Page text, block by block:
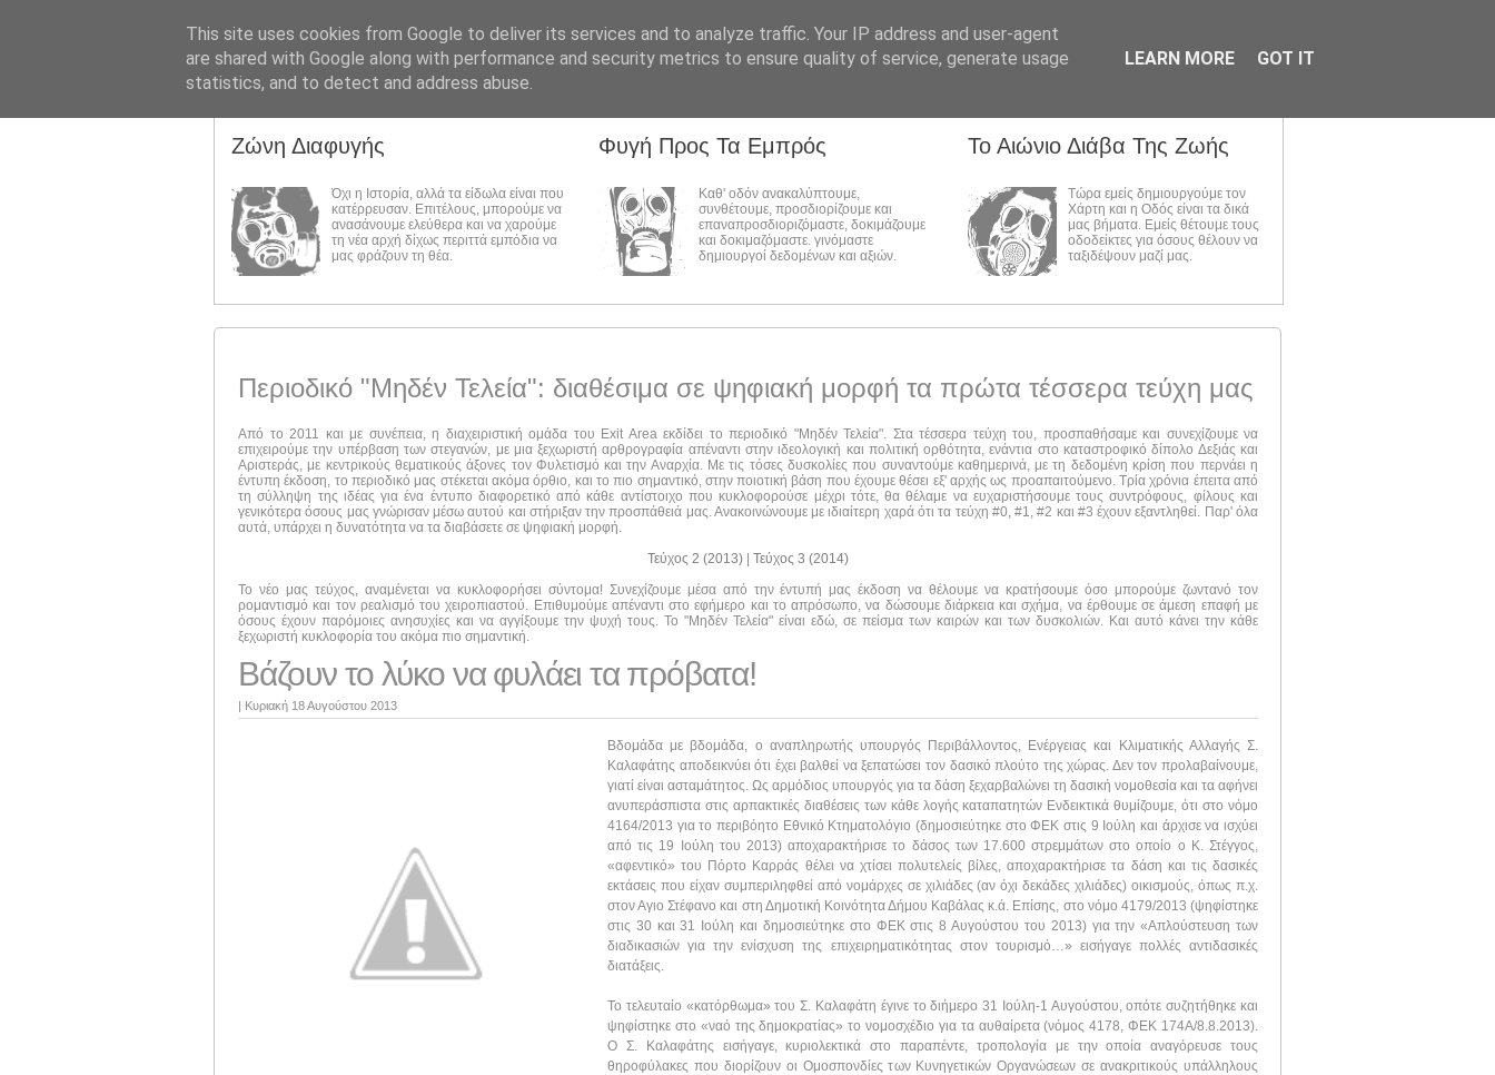
Ζώνη Διαφυγής
Όχι η Ιστορία, αλλά τα είδωλα είναι που
κατέρρευσαν. Επιτέλους, μπορούμε να
ανασάνουμε ελεύθερα και να χαρούμε
τη νέα αρχή δίχως περιττά εμπόδια να
μας φράζουν τη θέα.
Φυγή Προς Τα Εμπρός
Καθ' οδόν ανακαλύπτουμε,
συνθέτουμε, προσδιορίζουμε και
επαναπροσδιοριζόμαστε, δοκιμάζουμε
και δοκιμαζόμαστε. γινόμαστε
δημιουργοί δεδομένων και αξιών.
Το Αιώνιο Διάβα Της Ζωής
Τώρα εμείς δημιουργούμε τον
Χάρτη και η Οδός είναι τα δικά
μας βήματα. Εμείς θέτουμε τους
οδοδείκτες για όσους θέλουν να
ταξιδέψουν μαζί μας.
Περιοδικό "Μηδέν Τελεία": διαθέσιμα σε ψηφιακή μορφή τα πρώτα τέσσερα τεύχη μας
Από το 2011 και με συνέπεια, η διαχειριστική ομάδα του Exit Area εκδίδει το περιοδικό "Μηδέν Τελεία". Στα τέσσερα τεύχη του, προσπαθήσαμε και συνεχίζουμε να
επιχειρούμε την υπέρβαση των στεγανών, με μια ξεχωριστή αρθρογραφία απέναντι στην ιδεολογική και πολιτική ορθότητα, ενάντια στο καταστροφικό δίπολο Δεξιάς και
Αριστεράς, με κεντρικούς θεματικούς άξονες τον Φυλετισμό και την Αναρχία. Με τις τόσες δυσκολίες που συναντούμε καθημερινά, με τη δεδομένη κρίση που περνάει η
έντυπη έκδοση, το περιοδικό μας στέκεται ακόμα όρθιο, και το πιο σημαντικό, στην ποιοτική βάση που έχουμε θέσει εξ' αρχής ως προαπαιτούμενο. Τρία χρόνια έπειτα από
τη σύλληψη της ιδέας για ένα έντυπο διαφορετικό από κάθε αντίστοιχο που κυκλοφορούσε μέχρι τότε, θα θέλαμε να ευχαριστήσουμε τους συντρόφους, φίλους και
γενικότερα όσους μας γνώρισαν μέσω αυτού και στήριξαν την προσπάθειά μας. Ανακοινώνουμε με ιδιαίτερη χαρά ότι τα τεύχη #0, #1, #2 και #3 έχουν εξαντληθεί. Παρ' όλα
αυτά, υπάρχει η δυνατότητα να τα διαβάσετε σε ψηφιακή μορφή.
Τεύχος 2 (2013) | Τεύχος 3 (2014)
Το νέο μας τεύχος, αναμένεται να κυκλοφορήσει σύντομα! Συνεχίζουμε μέσα από την έντυπή μας έκδοση να θέλουμε να κρατήσουμε όσο μπορούμε ζωντανό τον
ρομαντισμό και τον ρεαλισμό του χειροπιαστού. Επιθυμούμε απέναντι στο εφήμερο και το απρόσωπο, να δώσουμε διάρκεια και σχήμα, να έρθουμε σε άμεση επαφή με
όσους έχουν παρόμοιες ανησυχίες και να αγγίξουμε την ψυχή τους. Το "Μηδέν Τελεία" είναι εδώ, σε πείσμα των καιρών και των δυσκολιών. Και αυτό κάνει την κάθε
ξεχωριστή κυκλοφορία του ακόμα πιο σημαντική.
Βάζουν το λύκο να φυλάει τα πρόβατα!
| Κυριακή 18 Αυγούστου 2013
Βδομάδα με βδομάδα, ο αναπληρωτής υπουργός Περιβάλλοντος, Ενέργειας και Κλιματικής Αλλαγής Σ.
Καλαφάτης αποδεικνύει ότι έχει βαλθεί να ξεπατώσει τον δασικό πλούτο της χώρας. Δεν τον προλαβαίνουμε,
γιατί είναι ασταμάτητος. Ως αρμόδιος υπουργός για τα δάση ξεχαρβαλώνει τη δασική νομοθεσία και τα αφήνει
ανυπεράσπιστα στις αρπακτικές διαθέσεις των κάθε λογής καταπατητών Ενδεικτικά θυμίζουμε, ότι στο νόμο
4164/2013 για το περιβόητο Εθνικό Κτηματολόγιο (δημοσιεύτηκε στο ΦΕΚ στις 9 Ιούλη και άρχισε να ισχύει
από τις 19 Ιούλη του 2013) αποχαρακτήρισε το δάσος των 17.600 στρεμμάτων στο οποίο ο Κ. Στέγγος,
«αφεντικό» του Πόρτο Καρράς θέλει να χτίσει πολυτελείς βίλες, αποχαρακτήρισε τα δάση και τις δασικές
εκτάσεις που είχαν συμπεριληφθεί από νομάρχες σε χιλιάδες (αν όχι δεκάδες χιλιάδες) οικισμούς, όπως π.χ.
στον Αγιο Στέφανο και στη Δημοτική Κοινότητα Δήμου Καβάλας κ.ά. Επίσης, στο νόμο 4179/2013 (ψηφίστηκε
στις 30 και 31 Ιούλη και δημοσιεύτηκε στο ΦΕΚ στις 8 Αυγούστου του 2013) για την «Απλούστευση των
διαδικασιών για την ενίσχυση της επιχειρηματικότητας στον τουρισμό…» εισήγαγε πολλές αντιδασικές
διατάξεις.
Το τελευταίο «κατόρθωμα» του Σ. Καλαφάτη έγινε το διήμερο 31 Ιούλη-1 Αυγούστου, οπότε συζητήθηκε και
ψηφίστηκε στο «ναό της δημοκρατίας» το νομοσχέδιο για τα αυθαίρετα (νόμος 4178, ΦΕΚ 174Α/8.8.2013).
Ο Σ. Καλαφάτης εισήγαγε, κυριολεκτικά στο παραπέντε, τροπολογία με την οποία αναγόρευσε τους
θηροφύλακες που διορίζουν οι Ομοσπονδίες των Κυνηγετικών Οργανώσεων σε ανακριτικούς υπάλληλους
This site uses cookies from Google to deliver its services and to analyze traffic. Your IP address and user-agent
are shared with Google along with performance and security metrics to ensure quality of service, generate usage
statistics, and to detect and address abuse.
LEARN MORE GOT IT